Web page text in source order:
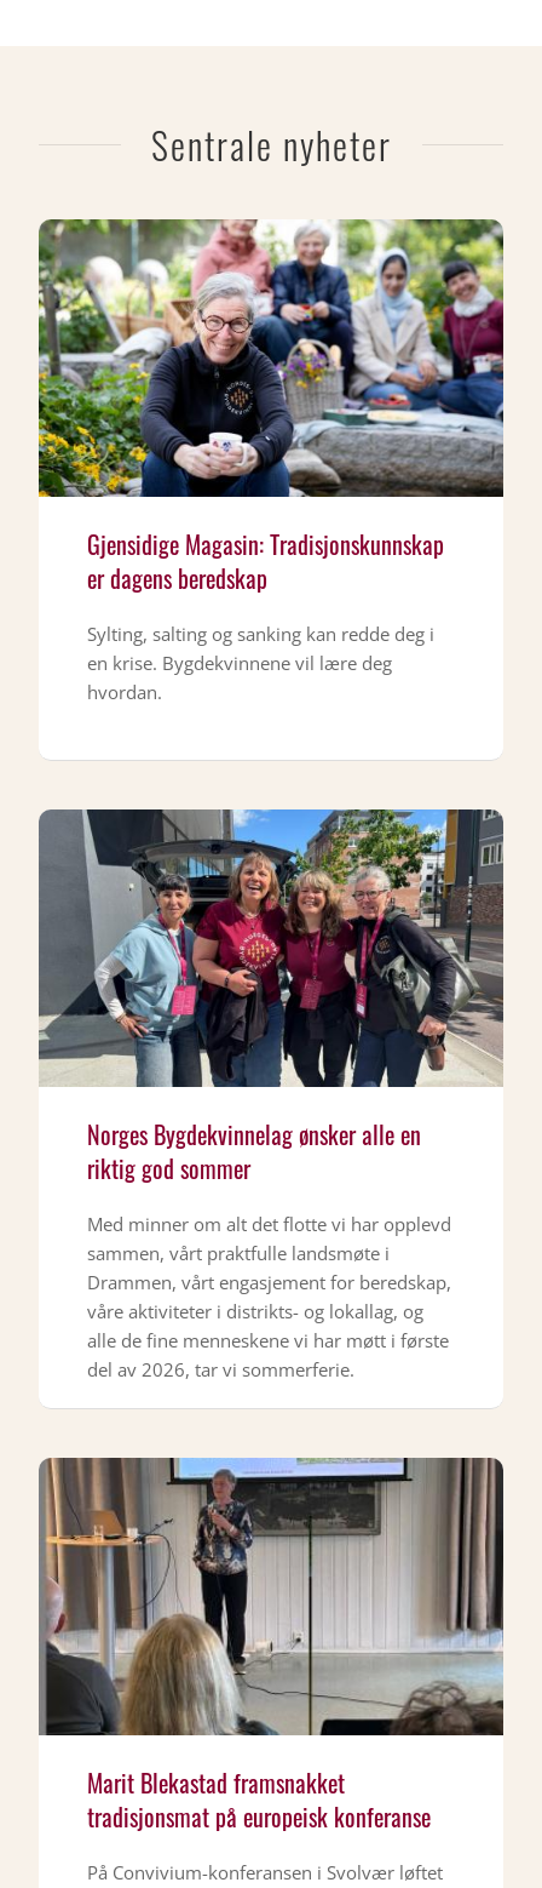
Sentrale nyheter
Gjensidige Magasin: Tradisjonskunnskap
er dagens beredskap
Sylting, salting og sanking kan redde deg i
en krise. Bygdekvinnene vil lære deg
hvordan.
Norges Bygdekvinnelag ønsker alle en
riktig god sommer
Med minner om alt det flotte vi har opplevd
sammen, vårt praktfulle landsmøte i
Drammen, vårt engasjement for beredskap,
våre aktiviteter i distrikts- og lokallag, og
alle de fine menneskene vi har møtt i første
del av 2026, tar vi sommerferie.
Marit Blekastad framsnakket
tradisjonsmat på europeisk konferanse
På Convivium-konferansen i Svolvær løftet